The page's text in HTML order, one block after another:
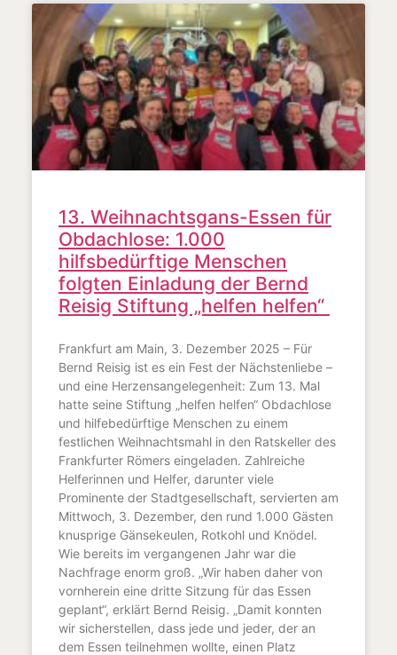
13. Weihnachtsgans-Essen für
Obdachlose: 1.000
hilfsbedürftige Menschen
folgten Einladung der Bernd
Reisig Stiftung „helfen helfen“
Frankfurt am Main, 3. Dezember 2025 – Für
Bernd Reisig ist es ein Fest der Nächstenliebe –
und eine Herzensangelegenheit: Zum 13. Mal
hatte seine Stiftung „helfen helfen“ Obdachlose
und hilfebedürftige Menschen zu einem
festlichen Weihnachtsmahl in den Ratskeller des
Frankfurter Römers eingeladen. Zahlreiche
Helferinnen und Helfer, darunter viele
Prominente der Stadtgesellschaft, servierten am
Mittwoch, 3. Dezember, den rund 1.000 Gästen
knusprige Gänsekeulen, Rotkohl und Knödel.
Wie bereits im vergangenen Jahr war die
Nachfrage enorm groß. „Wir haben daher von
vornherein eine dritte Sitzung für das Essen
geplant“, erklärt Bernd Reisig. „Damit konnten
wir sicherstellen, dass jede und jeder, der an
dem Essen teilnehmen wollte, einen Platz